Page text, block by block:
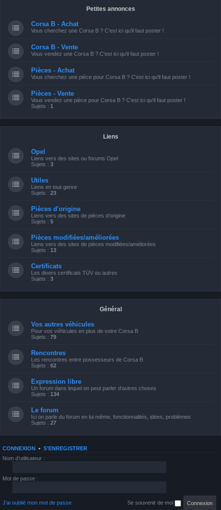
Petites annonces
Corsa B - Achat
Vous cherchez une Corsa B ? C'est ici qu'il faut poster !
Corsa B - Vente
Vous vendez une Corsa B ? C'est ici qu'il faut poster !
Pièces - Achat
Vous cherchez une pièce pour Corsa B ? C'est ici qu'il faut poster !
Pièces - Vente
Vous vendez une pièce pour Corsa B ? C'est ici qu'il faut poster !
Sujets : 1
Liens
Opel
Liens vers des sites ou forums Opel
Sujets : 3
Utiles
Liens en tout genre
Sujets : 23
Pièces d'origine
Liens vers des sites de pièces d'origine
Sujets : 5
Pièces modifiées/améliorées
Liens vers des sites de pièces modifiées/améliorées
Sujets : 13
Certificats
Les divers certificats TÜV ou autres
Sujets : 3
Général
Vos autres véhicules
Pour vos véhicules en plus de votre Corsa B
Sujets : 79
Rencontres
Les rencontres entre possesseurs de Corsa B
Sujets : 62
Expression libre
Un forum dans lequel on peut parler d'autres choses
Sujets : 134
Le forum
Ici on parle du forum en lui même, fonctionnalités, idées, problèmes
Sujets : 27
CONNEXION • S’ENREGISTRER
Nom d’utilisateur :
Mot de passe :
J’ai oublié mon mot de passe Se souvenir de moi